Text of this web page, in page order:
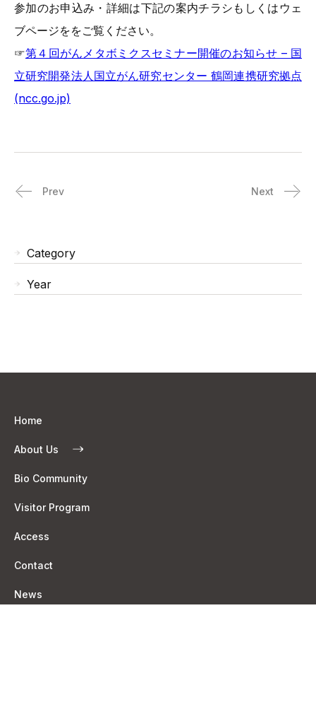
Category
Year
参加のお申込み・詳細は下記の案内チラシもしくはウェ
ブページををご覧ください。
☞第４回がんメタボミクスセミナー開催のお知らせ – 国
立研究開発法人国立がん研究センター 鶴岡連携研究拠点
(ncc.go.jp)
Prev Next
Home
About Us
Bio Community
Visitor Program
Access
Contact
News